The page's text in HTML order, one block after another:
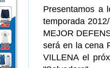
Presentamos a
temporada
MEJOR
será en la cena
VILLENA el